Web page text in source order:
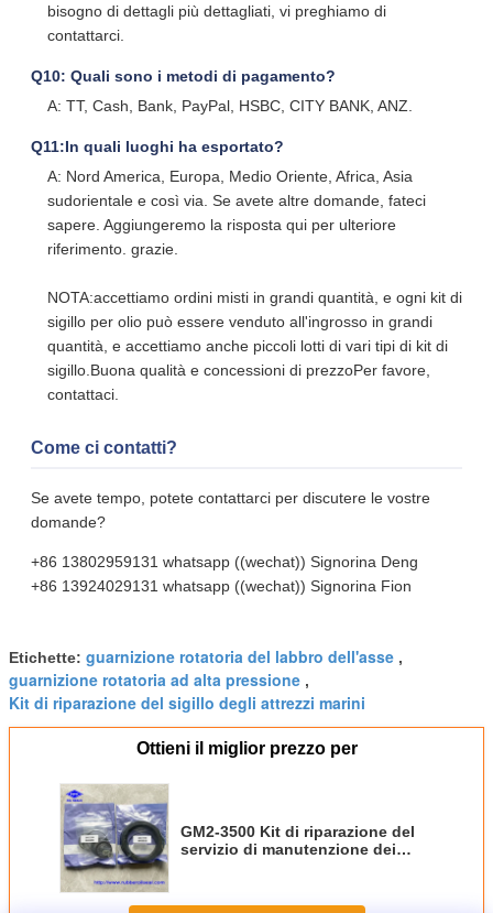
bisogno di dettagli più dettagliati, vi preghiamo di
contattarci.
Q10: Quali sono i metodi di pagamento?
A: TT, Cash, Bank, PayPal, HSBC, CITY BANK, ANZ.
Q11:In quali luoghi ha esportato?
A: Nord America, Europa, Medio Oriente, Africa, Asia
sudorientale e così via. Se avete altre domande, fateci
sapere. Aggiungeremo la risposta qui per ulteriore
riferimento. grazie.
NOTA:accettiamo ordini misti in grandi quantità, e ogni kit di
sigillo per olio può essere venduto all'ingrosso in grandi
quantità, e accettiamo anche piccoli lotti di vari tipi di kit di
sigillo.Buona qualità e concessioni di prezzoPer favore,
contattaci.
Come ci contatti?
Se avete tempo, potete contattarci per discutere le vostre
domande?
+86 13802959131 whatsapp ((wechat)) Signorina Deng
+86 13924029131 whatsapp ((wechat)) Signorina Fion
Etichette: guarnizione rotatoria del labbro dell'asse ,
guarnizione rotatoria ad alta pressione ,
Kit di riparazione del sigillo degli attrezzi marini
Ottieni il miglior prezzo per
GM2-3500 Kit di riparazione del
servizio di manutenzione dei
idraulici delle navi